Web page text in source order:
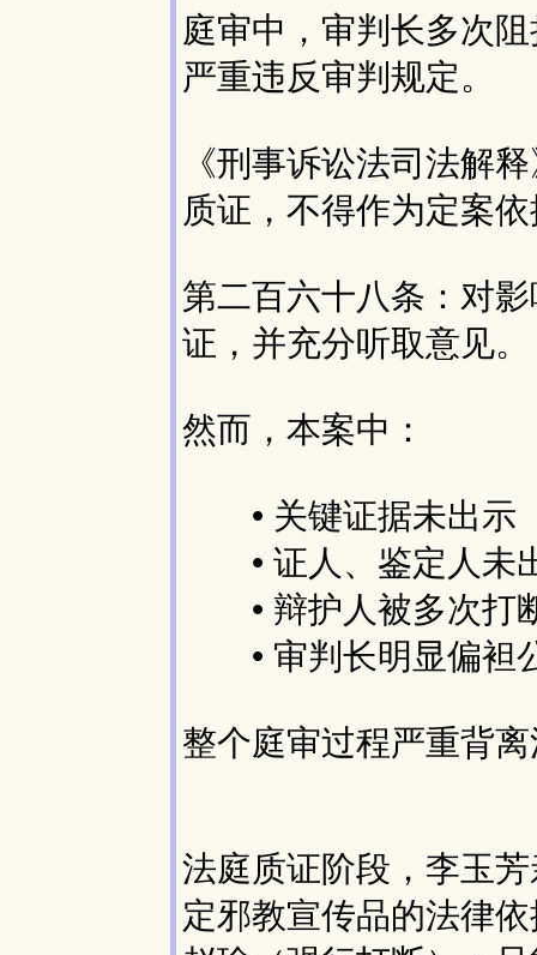
庭审中，审判长多次
严重违反审判规定。
《刑事诉讼法司法解
质证，不得作为定案
第二百六十八条：对
证，并充分听取意见。
然而，本案中：
• 关键证据未出示
• 证人、鉴定人未
• 辩护人被多次打
• 审判长明显偏袒
整个庭审过程严重背
法庭质证阶段，李玉
定邪教宣传品的法律